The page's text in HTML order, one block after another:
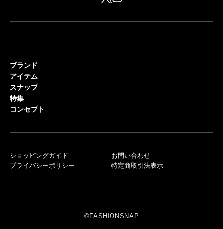
ブランド
アイテム
スナップ
特集
コンセプト
ショッピングガイド
プライバシーポリシー
お問い合わせ
特定商取引法表示
©FASHIONSNAP